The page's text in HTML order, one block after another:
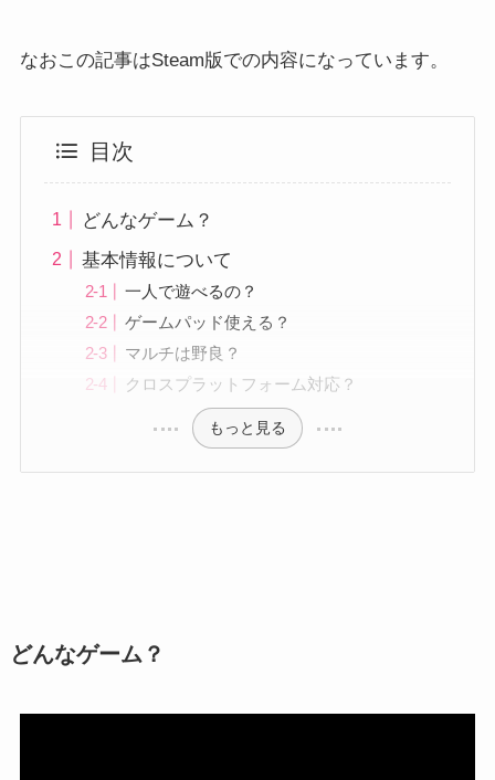
なおこの記事はSteam版での内容になっています。
目次
どんなゲーム？
基本情報について
一人で遊べるの？
ゲームパッド使える？
マルチは野良？
クロスプラットフォーム対応？
もっと見る
どんなゲーム？